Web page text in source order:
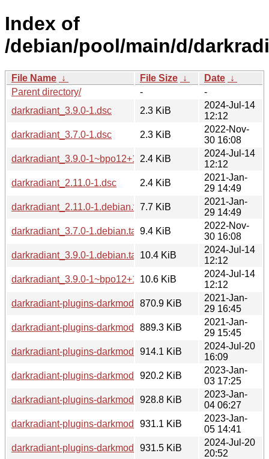
Index of
/debian/pool/main/d/
File Name ↓ File Size ↓ Date ↓
Parent directory/
-
-
darkradiant_3.9.0-1.dsc
2.3 KiB
2024-Jul-14
12:12
darkradiant_3.7.0-1.dsc
2.3 KiB
2022-Nov-
30 16:08
darkradiant_3.9.0-1~bpo12+1.dsc2.4 KiB
2024-Jul-14
12:12
darkradiant_2.11.0-1.dsc
2.4 KiB
2021-Jan-
29 14:49
darkradiant_2.11.0-1.debian.tar.xz7.7 KiB
2021-Jan-
29 14:49
darkradiant_3.7.0-1.debian.tar.xz9.4 KiB
2022-Nov-
30 16:08
darkradiant_3.9.0-1.debian.tar.xz10.4 KiB
2024-Jul-14
12:12
darkradiant_3.9.0-1~bpo12+1.debian.tar.xz
10.6 KiB
2024-Jul-14
12:12
darkradiant-plugins-darkmod_2.11.0-1_armhf.deb
870.9 KiB
2021-Jan-
29 16:45
darkradiant-plugins-darkmod_2.11.0-1_arm64.deb
889.3 KiB
2021-Jan-
29 15:45
darkradiant-plugins-darkmod_3.9.0-1~bpo12+1_armel.deb
914.1 KiB
2024-Jul-20
16:09
darkradiant-plugins-darkmod_3.7.0-1+b3_armel.deb
920.2 KiB
2023-Jan-
03 17:25
darkradiant-plugins-darkmod_3.7.0-1+b3_mips64el.deb
928.8 KiB
2023-Jan-
04 06:27
darkradiant-plugins-darkmod_3.7.0-1+b3_mipsel.deb
931.1 KiB
2023-Jan-
05 14:41
darkradiant-plugins-darkmod_3.9.0-1~bpo12+1_mipsel.deb
931.5 KiB
2024-Jul-20
20:52